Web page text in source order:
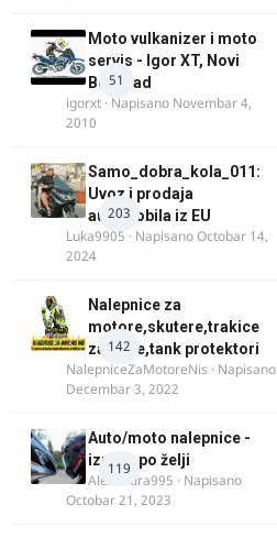
51
Moto vulkanizer i moto
servis - Igor XT, Novi
Beograd
igorxt · Napisano Novembar 4,
2010
203
Samo_dobra_kola_011:
Uvoz i prodaja
automobila iz EU
Luka9905 · NapisanoOctobar 14,
2024
142
Nalepnice za
motore,skutere,trakice
za felne,tank protektori
NalepniceZaMotoreNis · Napisano
Decembar 3, 2022
119
Auto/moto nalepnice -
izrada po želji
Alexandra995 · Napisano
Octobar 21, 2023